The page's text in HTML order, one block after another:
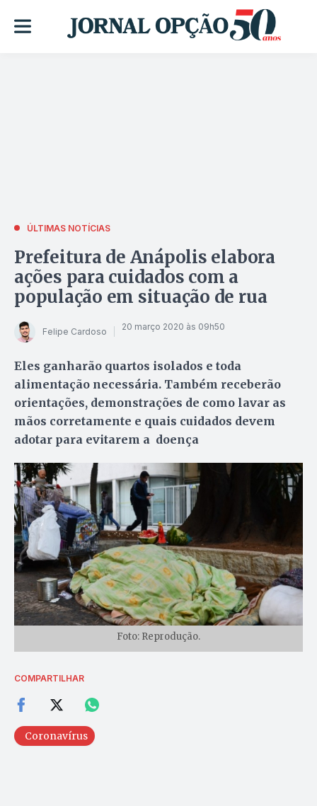
ÚLTIMAS NOTÍCIAS
Prefeitura de Anápolis elabora
ações para cuidados com a
população em situação de rua
Felipe Cardoso 20 março 2020 às 09h50
Eles ganharão quartos isolados e toda
alimentação necessária. Também receberão
orientações, demonstrações de como lavar as
mãos corretamente e quais cuidados devem
adotar para evitarem a doença
Foto: Reprodução.
COMPARTILHAR
Coronavírus